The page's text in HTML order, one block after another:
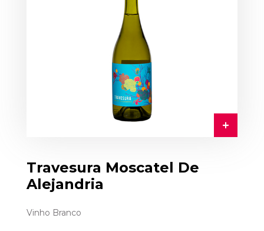
Travesura Moscatel De
Alejandria
Vinho Branco